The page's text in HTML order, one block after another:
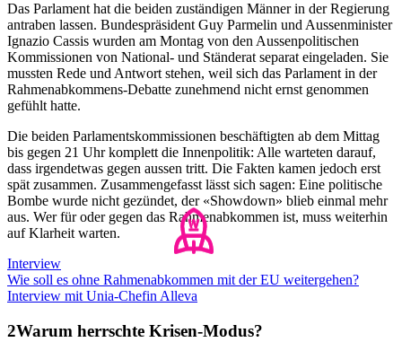
Das Parlament hat die beiden zuständigen Männer in der Regierung
antraben lassen. Bundespräsident Guy Parmelin und Aussenminister
Ignazio Cassis wurden am Montag von den Aussenpolitischen
Kommissionen von National- und Ständerat separat eingeladen. Sie
mussten Rede und Antwort stehen, weil sich das Parlament in der
Rahmenabkommens-Debatte zunehmend nicht ernst genommen
gefühlt hatte.
Die beiden Parlamentskommissionen beschäftigten ab dem Mittag
bis gegen 21 Uhr komplett die Innenpolitik: Alle warteten darauf,
dass irgendetwas gegen aussen tritt. Die Fakten kamen jedoch erst
spät zusammen. Zusammengefasst lässt sich sagen: Eine politische
Bombe wurde nicht gezündet, der «Showdown» blieb einmal mehr
aus. Wer für oder gegen das Rahmenabkommen ist, muss weiterhin
auf Klarheit warten.
Interview
Wie soll es ohne Rahmenabkommen mit der EU weitergehen?
Interview mit Unia-Chefin Alleva
Warum herrschte Krisen-Modus?